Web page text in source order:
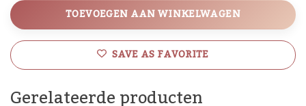
TOEVOEGEN AAN WINKELWAGEN
SAVE AS FAVORITE
Gerelateerde producten